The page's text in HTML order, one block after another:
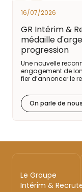
16/07/2026
GR Intérim &
médaille
progression
Une nouvelle
engagement de
fier d’annoncer le
On parle de nous
Le Groupe
Intérim &